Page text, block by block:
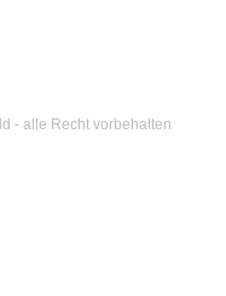
- alle Recht vorbehalten